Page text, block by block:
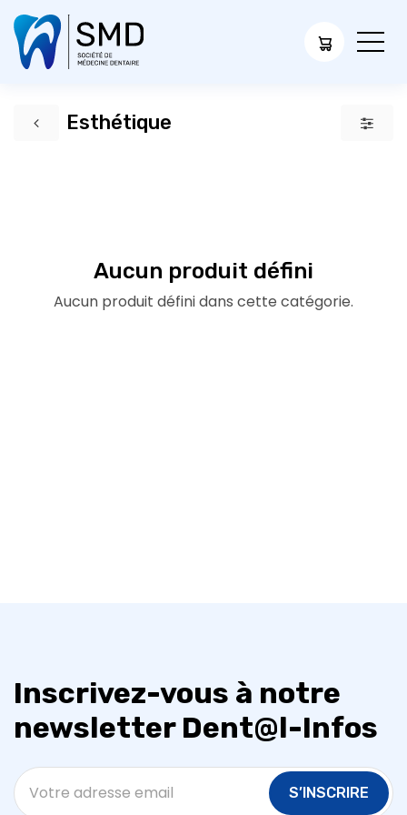
Esthétique
Aucun produit défini
Aucun produit défini dans cette catégorie.
Inscrivez-vous à notre
newsletter Dent@l-Infos
S’INSCRIRE